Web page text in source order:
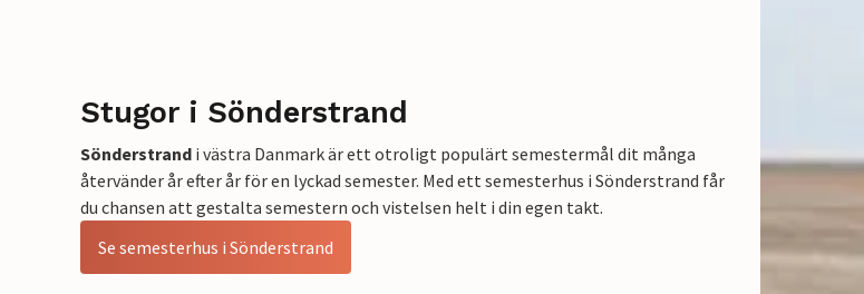
Stugor i Sönderstrand
Sönderstrand i västra Danmark är ett otroligt populärt semestermål dit många
återvänder år efter år för en lyckad semester. Med ett semesterhus i Sönderstrand får
du chansen att gestalta semestern och vistelsen helt i din egen takt.
Se semesterhus i Sönderstrand